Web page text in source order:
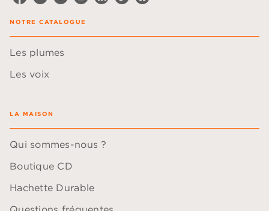
NOTRE CATALOGUE
Les plumes
Les voix
LA MAISON
Qui sommes-nous ?
Boutique CD
Hachette Durable